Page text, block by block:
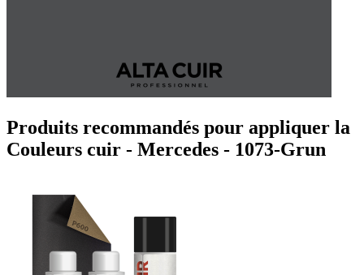
Produits recommandés pour appliquer la
Couleurs cuir - Mercedes - 1073-Grun